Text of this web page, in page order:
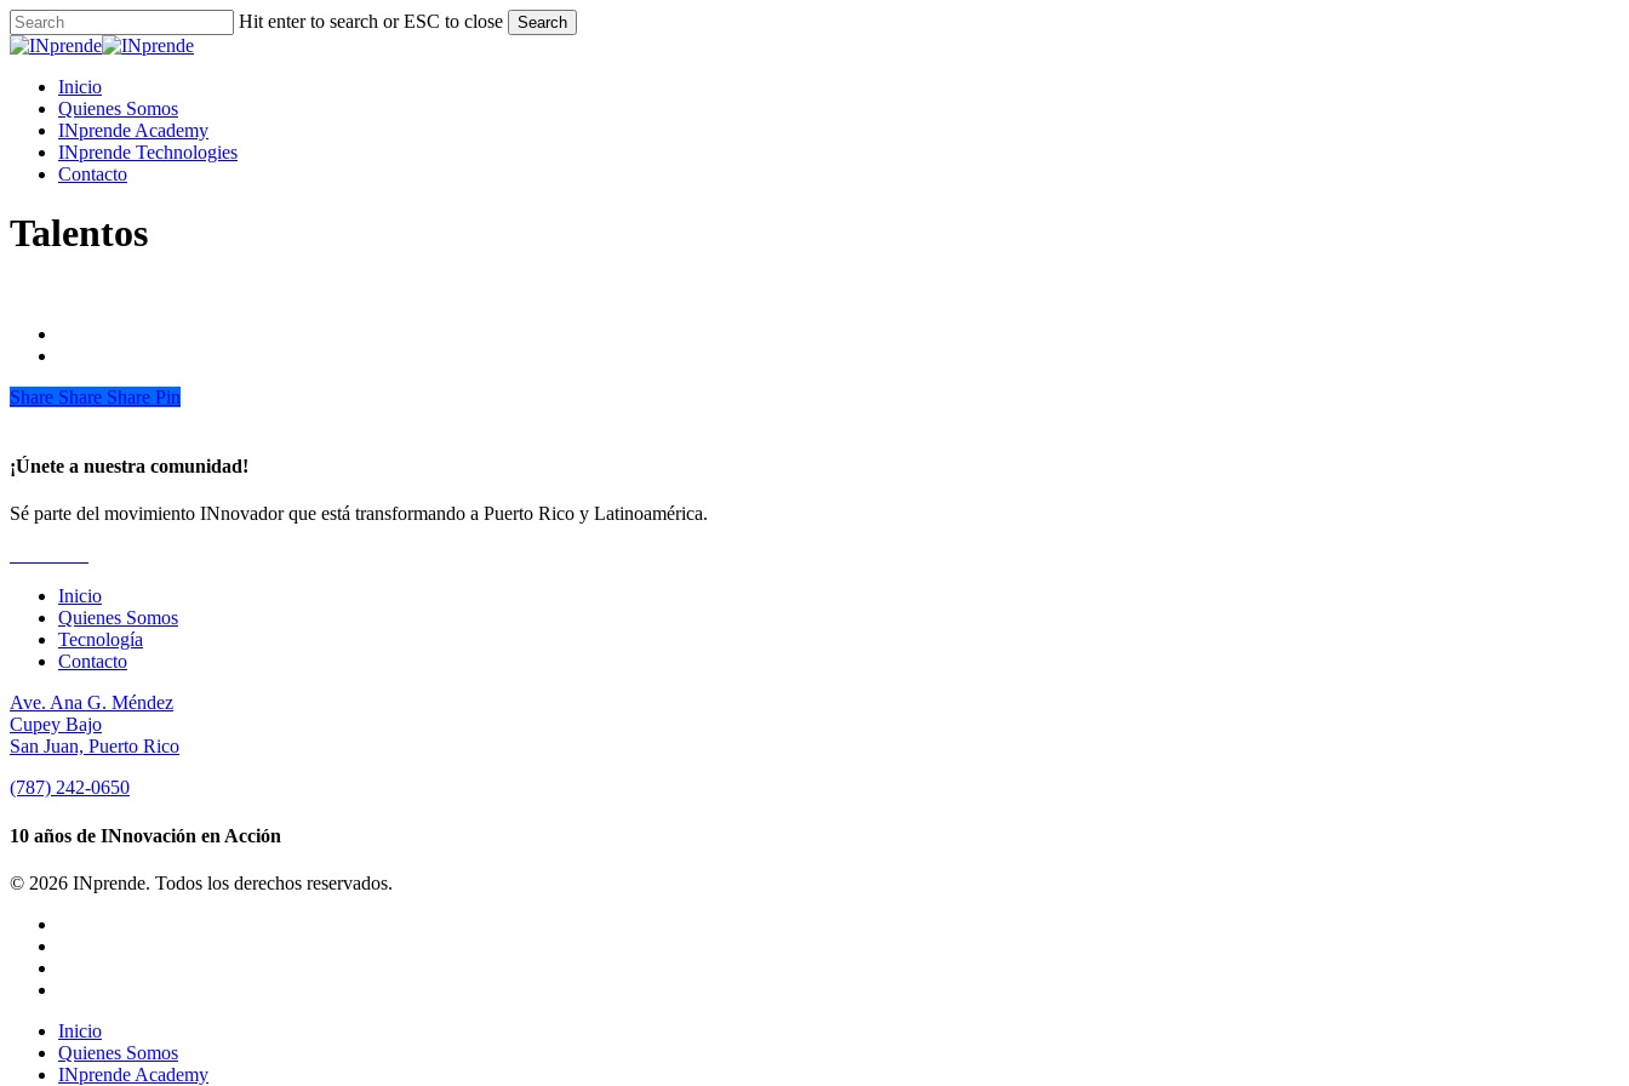
Skip
to
content
Hit enter to search or ESC to close Search
Close
Menu
Inicio
Quienes Somos
INprende Academy
INprende Technologies
Contacto
Talentos
Share
Share Share Share Pin
¡Únete a nuestra comunidad!
Sé parte del movimiento INnovador que está transformando a Puerto Rico y Latinoamérica.
Inicio
Quienes Somos
Tecnología
Contacto
Ave. Ana G. Méndez
Cupey Bajo
San Juan, Puerto Rico
(787) 242-0650
10 años de INnovación en Acción
© 2026 INprende. Todos los derechos reservados.
Close
Menu
Inicio
Quienes Somos
INprende Academy